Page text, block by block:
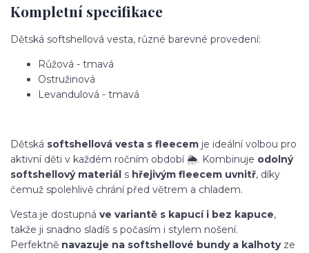
Kompletní specifikace
Dětská softshellová vesta, různé barevné provedení:
Růžová - tmavá
Ostružinová
Levandulová - tmavá
Dětská softshellová vesta s fleecem je ideální volbou pro
aktivní děti v každém ročním období 🌦️. Kombinuje odolný
softshellový materiál s hřejivým fleecem uvnitř, díky
čemuž spolehlivě chrání před větrem a chladem.
Vesta je dostupná ve variantě s kapucí i bez kapuce,
takže ji snadno sladíš s počasím i stylem nošení.
Perfektně navazuje na softshellové bundy a kalhotyze